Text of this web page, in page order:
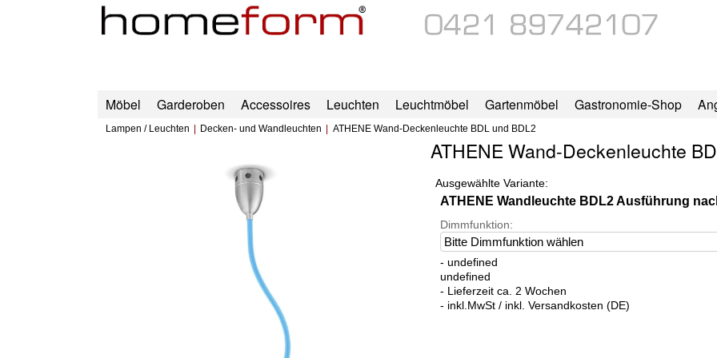
Möbel Garderoben Accessoires Leuchten Leuchtmöbel Gartenmöbel Gastronomie-Shop
Lampen / Leuchten Decken- und Wandleuchten ATHENE Wand-Deckenleuchte BDL und BDL2
ATHENE Wand-Deckenleuchte
Ausgewählte Variante:
ATHENE Wandleuchte BDL2 Ausführung
Dimmfunktion:
- undefined
undefined
- Lieferzeit ca. 2 Wochen
- inkl.MwSt / inkl. Versandkosten (DE)